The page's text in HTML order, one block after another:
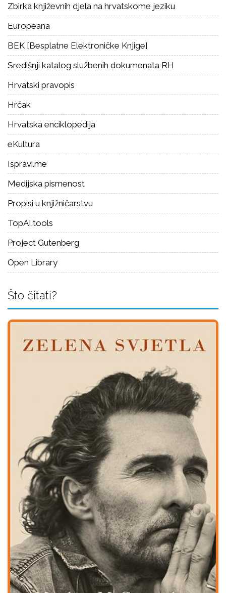
Zbirka književnih djela na hrvatskome jeziku
Europeana
BEK [Besplatne Elektroničke Knjige]
Središnji katalog službenih dokumenata RH
Hrvatski pravopis
Hrčak
Hrvatska enciklopedija
eKultura
Ispravi.me
Medijska pismenost
Propisi u knjižničarstvu
TopAI.tools
Project Gutenberg
Open Library
Što čitati?